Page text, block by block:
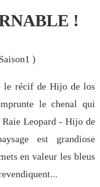
!
)
le récif de Hijo de los
le chenal qui
Leopard - Hijo de
est grandiose
en valeur les bleus